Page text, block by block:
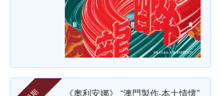
《奧利安娜》 “澳門製作‧本土情懷”